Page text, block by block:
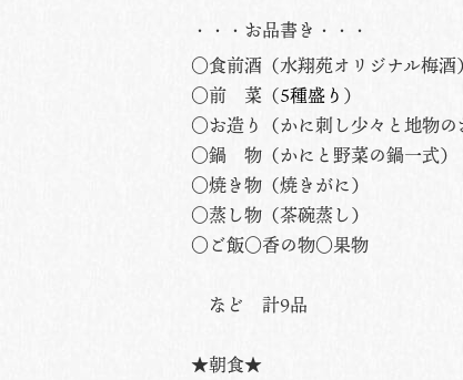
・・・お品書き・・・
○食前酒（水翔苑オリジナル梅酒）
○前 菜（5種盛り ）
○お造り（かに刺し少々と地物の
○鍋 物（かにと野菜の鍋一式）
○焼き物（焼きがに）
○蒸し物（茶碗蒸し）
○ご飯○香の物○果物
など 計9品
★朝食★